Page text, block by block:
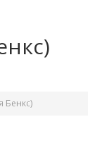
Бенкс)